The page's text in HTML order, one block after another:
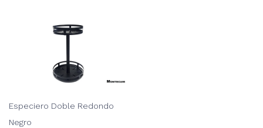
Especiero Doble Redondo
Negro